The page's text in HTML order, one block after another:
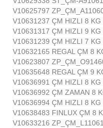
V10625797
V10631237 ÇM HIZLI 8
V10631317 ÇM HIZLI 9
V10631239 ÇM HIZLI 7
V10632165 REGAL ÇM 8
V10623807
V10635648 REGAL ÇM 9
V10636991 ÇM HIZLI 8
V10636992 ÇM ZAMAN 8
V10636994 ÇM HIZLI 8
V10638483 FINLUX ÇM 8
V10633216